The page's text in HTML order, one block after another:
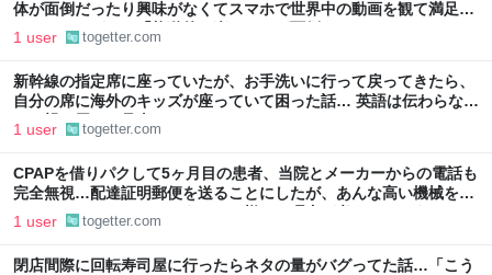
体が面倒だったり興味がなくてスマホで世界中の動画を観て満足し
ていることがある「能動的に楽しむのが面倒」
1 user togetter.com
新幹線の指定席に座っていたが、お手洗いに行って戻ってきたら、
自分の席に海外のキッズが座っていて困った話… 英語は伝わらない
し、親は周りに見当たらなかった
1 user togetter.com
CPAPを借りパクして5ヶ月目の患者、当院とメーカーからの電話も
完全無視…配達証明郵便を送ることにしたが、あんな高い機械を借
りパクするのはなぜだろうか？→様々な理由が考えられそう
1 user togetter.com
閉店間際に回転寿司屋に行ったらネタの量がバグってた話…「こう